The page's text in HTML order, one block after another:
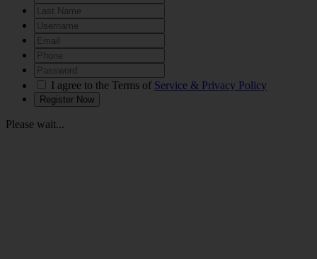
I agree to the Terms of Service & Privacy Policy
Please wait...